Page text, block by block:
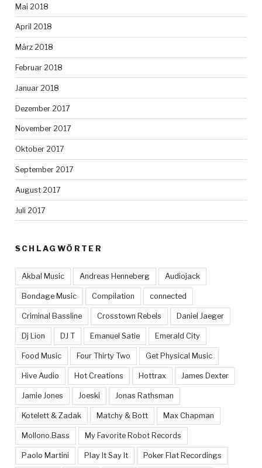
Mai 2018
April 2018
März 2018
Februar 2018
Januar 2018
Dezember 2017
November 2017
Oktober 2017
September 2017
August 2017
Juli 2017
SCHLAGWÖRTER
Akbal Music Andreas Henneberg Audiojack
Bondage Music Compilation connected
Criminal Bassline Crosstown Rebels Daniel Jaeger
Dj Lion DJ T Emanuel Satie Emerald City
Food Music Four Thirty Two Get Physical Music
Hive Audio Hot Creations Hottrax James Dexter
Jamie Jones Joeski Jonas Rathsman
Kotelett & Zadak Matchy & Bott Max Chapman
Mollono.Bass My Favorite Robot Records
Paolo Martini Play It Say It Poker Flat Recordings